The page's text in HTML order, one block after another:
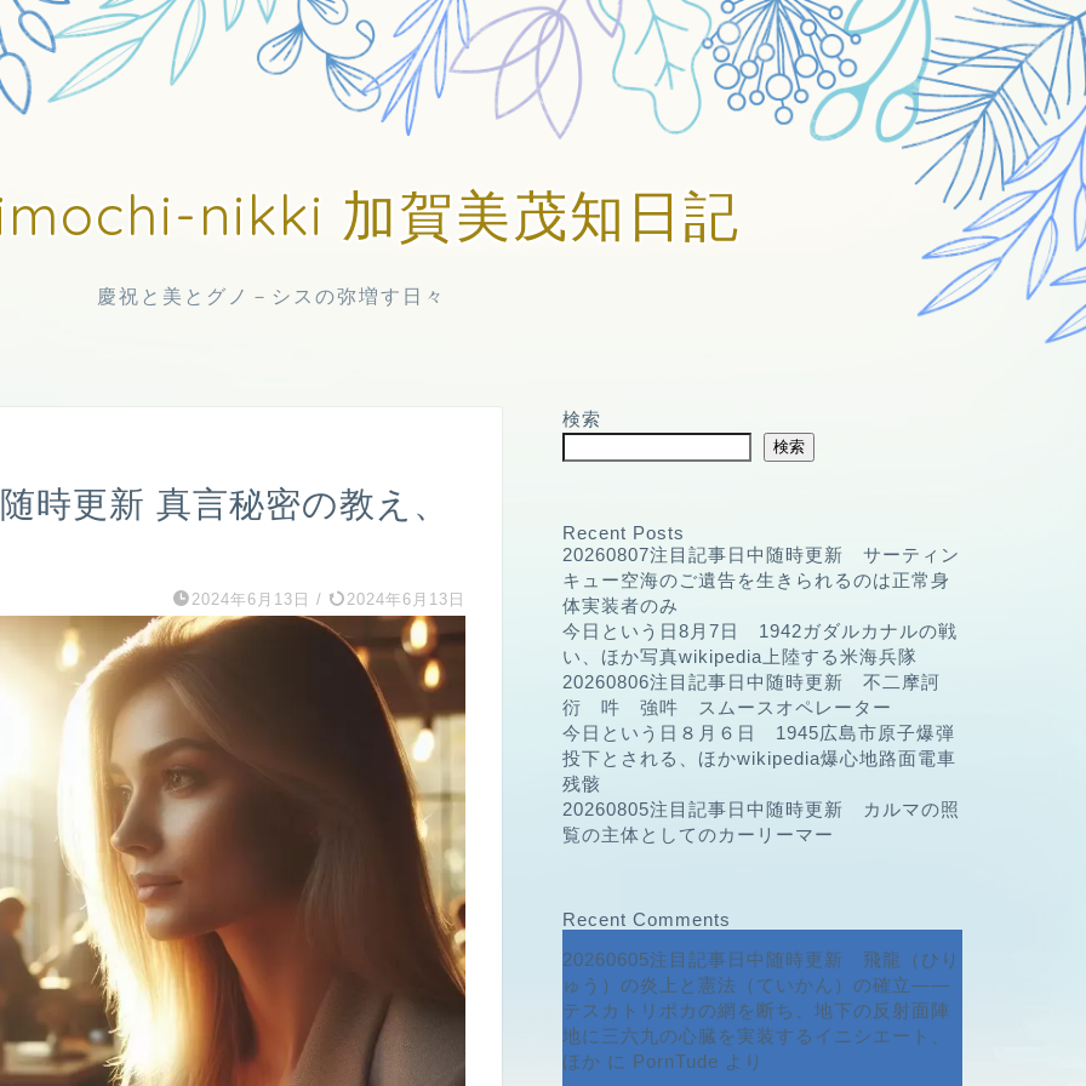
nikki 加賀美茂知日記
慶祝と美とグノ－シスの弥増す日々
時更新 真言秘密の教え、
2024年6月13日 / 2024年6月13日
検索
検索
Recent Posts
20260807注目記事日中随時更新 サーティン
キュー空海のご遺告を生きられるのは正常身
体実装者のみ
今日という日8月7日 1942ガダルカナルの戦
い、ほか写真wikipedia上陸する米海兵隊
20260806注目記事日中随時更新 不二摩訶
衍 吽 強吽 スムースオペレーター
今日という日８月６日 1945広島市原子爆弾
投下とされる、ほかwikipedia爆心地路面電車
残骸
20260805注目記事日中随時更新 カルマの照
覧の主体としてのカーリーマー
Recent Comments
20260605注目記事日中随時更新 飛龍（ひり
ゅう）の炎上と憲法（ていかん）の確立――
テスカトリポカの網を断ち、地下の反射面陣
地に三六九の心臓を実装するイニシエート、
ほか に PornTude より